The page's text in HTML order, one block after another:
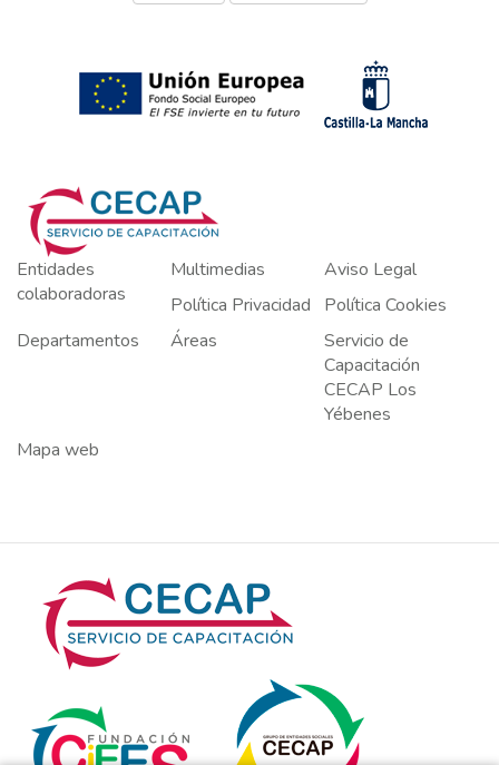
Entidades
colaboradoras
Multimedias
Aviso Legal
Política Privacidad
Política Cookies
Departamentos
Áreas
Servicio de
Capacitación
CECAP Los
Yébenes
Mapa web